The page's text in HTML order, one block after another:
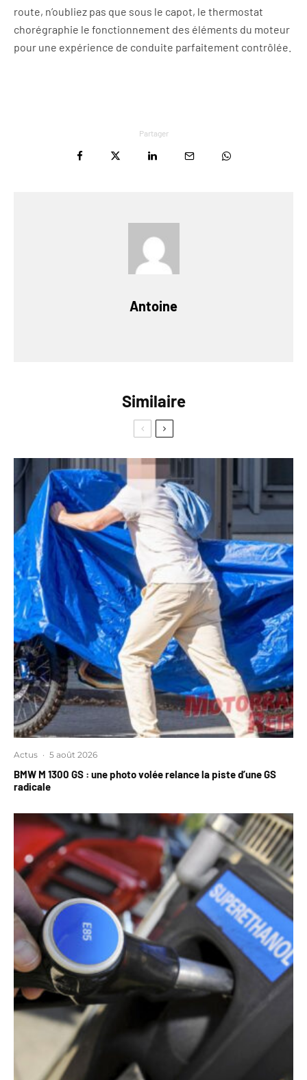
route, n’oubliez pas que sous le capot, le thermostat
chorégraphie le fonctionnement des éléments du moteur
pour une expérience de conduite parfaitement contrôlée.
Partager
Antoine
Similaire
Actus · 5 août 2026
BMW M 1300 GS : une photo volée relance la piste d’une GS
radicale